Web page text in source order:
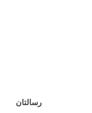
رسالتان